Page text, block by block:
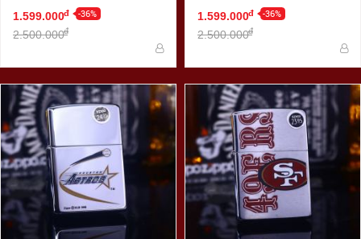
1.599.000đ -36%
2.500.000đ
1.599.000đ -36%
2.500.000đ